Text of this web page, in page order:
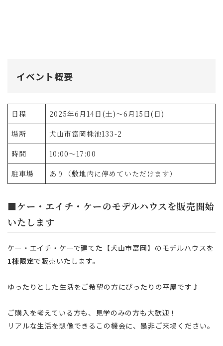
イベント概要
日程
2025年6月14日(土)〜6月15日(日)
場所
犬山市富岡株池133-2
時間
10:00～17:00
駐車場
あり（敷地内に停めていただけます）
■ケー・エイチ・ケーのモデルハウスを販売開始
いたします
ケー・エイチ・ケーで建てた【犬山市富岡】のモデルハウスを
1棟限定で販売いたします。
ゆったりとした生活をご希望の方にぴったりの平屋です♪
ご購入を考えている方も、見学のみの方も大歓迎！
リアルな生活を想像できるこの機会に、是非ご来場ください。